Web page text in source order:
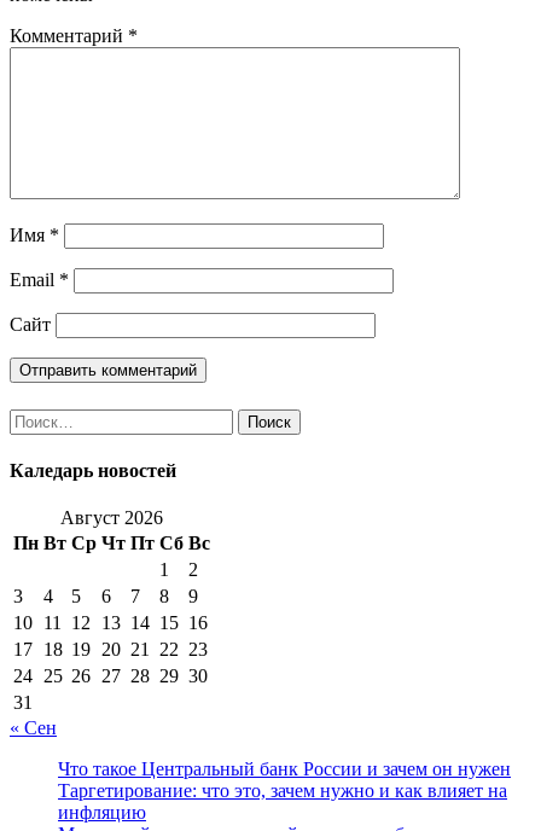
Комментарий *
Имя *
Email *
Сайт
Найти:
Каледарь новостей
Август 2026
Пн Вт Ср Чт Пт Сб Вс
1
2
3
4 5 6 7 8
9
10 11 12 13 14 15 16
17 18 19 20 21 22 23
24 25 26 27 28 29 30
31
« Сен
Что такое Центральный банк России и зачем он нужен
Таргетирование: что это, зачем нужно и как влияет на
инфляцию